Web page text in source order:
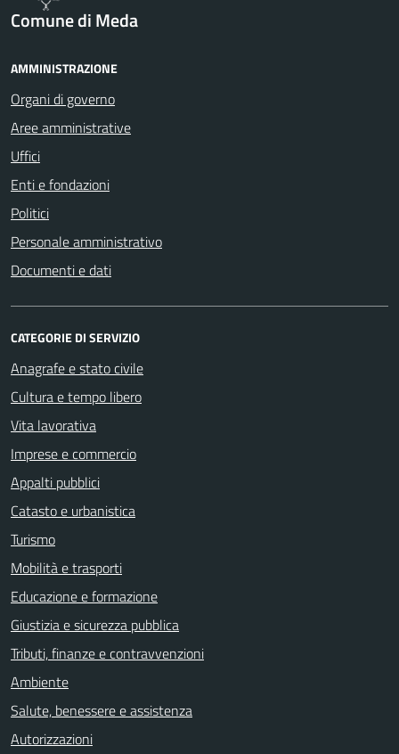
Comune di Meda
AMMINISTRAZIONE
Organi di governo
Aree amministrative
Uffici
Enti e fondazioni
Politici
Personale amministrativo
Documenti e dati
CATEGORIE DI SERVIZIO
Anagrafe e stato civile
Cultura e tempo libero
Vita lavorativa
Imprese e commercio
Appalti pubblici
Catasto e urbanistica
Turismo
Mobilità e trasporti
Educazione e formazione
Giustizia e sicurezza pubblica
Tributi, finanze e contravvenzioni
Ambiente
Salute, benessere e assistenza
Autorizzazioni